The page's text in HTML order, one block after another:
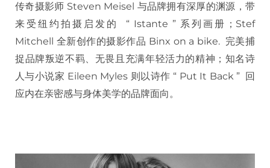
传奇摄影师 Steven Meisel 与品牌拥有深厚的渊源，带
来受纽约拍摄启发的 “ Istante ” 系列画册；Stef
Mitchell 全新创作的摄影作品 Binx on a bike. 完美捕
捉品牌叛逆不羁、无畏且充满年轻活力的精神；知名诗
人与小说家 Eileen Myles 则以诗作 “ Put It Back ” 回
应内在亲密感与身体美学的品牌面向。